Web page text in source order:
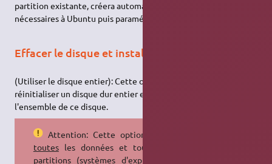
partition existante, créera automatiquement les partitions
nécessaires à Ubuntu puis paramétrera le multi-amorçage.
Effacer le disque et installer Ubuntu
(Utiliser le disque entier): Cette option vous permet de
réinitialiser un disque dur entier et d'installer Ubuntu sur
l'ensemble de ce disque.
Attention: Cette option efface
toutesles données et toutes les
partitions (systèmes d'exploitation